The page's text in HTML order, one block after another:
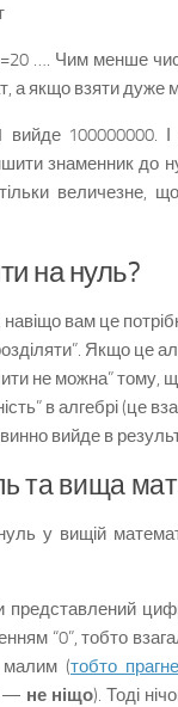
=20 …. Чим менше
а якщо взяти дуже
вийде 100000000.
знаменник до
величезне,
на нуль?
вам це
Якщо це
не можна” тому,
в алгебрі (це
вийде в
та вища
у вищій
“0”, тобто
малим (тобто
— не ніщо). Тоді